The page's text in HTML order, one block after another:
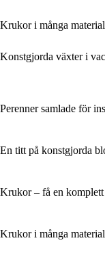
Krukor i många
Konstgjorda växter i
Perenner samlade för
En titt på konstgjorda
Krukor – få en
Krukor i många